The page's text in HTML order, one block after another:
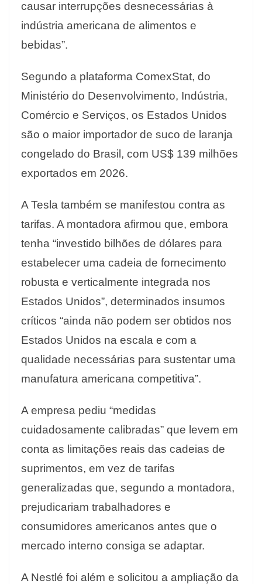
causar interrupções desnecessárias à
indústria americana de alimentos e
bebidas”.
Segundo a plataforma ComexStat, do
Ministério do Desenvolvimento, Indústria,
Comércio e Serviços, os Estados Unidos
são o maior importador de suco de laranja
congelado do Brasil, com US$ 139 milhões
exportados em 2026.
A Tesla também se manifestou contra as
tarifas. A montadora afirmou que, embora
tenha “investido bilhões de dólares para
estabelecer uma cadeia de fornecimento
robusta e verticalmente integrada nos
Estados Unidos”, determinados insumos
críticos “ainda não podem ser obtidos nos
Estados Unidos na escala e com a
qualidade necessárias para sustentar uma
manufatura americana competitiva”.
A empresa pediu “medidas
cuidadosamente calibradas” que levem em
conta as limitações reais das cadeias de
suprimentos, em vez de tarifas
generalizadas que, segundo a montadora,
prejudicariam trabalhadores e
consumidores americanos antes que o
mercado interno consiga se adaptar.
A Nestlé foi além e solicitou a ampliação da